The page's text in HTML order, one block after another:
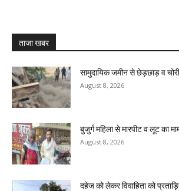
ताजा खबर
सामुदायिक जमीन से छेड़छाड़ व चोरी
August 8, 2026
बुजुर्ग महिला से मारपीट व लूट का
August 8, 2026
दहेज को लेकर विवाहिता को